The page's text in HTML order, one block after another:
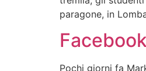
paragone, in
Pochi giorni fa